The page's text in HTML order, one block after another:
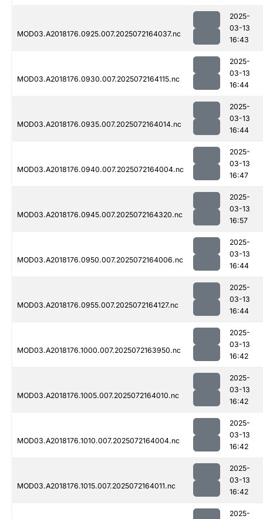
MOD03.A2018176.0925.007.2025072164037.nc
2025-
03-13
16:43
MOD03.A2018176.0930.007.2025072164115.nc
2025-
03-13
16:44
MOD03.A2018176.0935.007.2025072164014.nc
2025-
03-13
16:44
MOD03.A2018176.0940.007.2025072164004.nc
2025-
03-13
16:47
MOD03.A2018176.0945.007.2025072164320.nc
2025-
03-13
16:57
MOD03.A2018176.0950.007.2025072164006.nc
2025-
03-13
16:44
MOD03.A2018176.0955.007.2025072164127.nc
2025-
03-13
16:44
MOD03.A2018176.1000.007.2025072163950.nc
2025-
03-13
16:42
MOD03.A2018176.1005.007.2025072164010.nc
2025-
03-13
16:42
MOD03.A2018176.1010.007.2025072164004.nc
2025-
03-13
16:42
MOD03.A2018176.1015.007.2025072164011.nc
2025-
03-13
16:42
2025-